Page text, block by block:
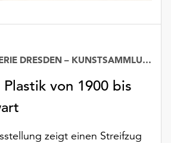
von 1900 bis
STÄDTISCHE GALERIE DRESDEN – KUNSTSAMMLUNG
zeigt einen Streifzug